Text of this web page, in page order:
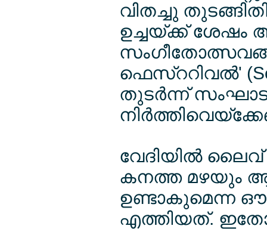
വിതച്ചു
ഉച്ചയ്ക്ക് ശേഷം
ഫെസ്ററിവല്‍'
തുടര്‍ന്ന്
വേദിയില്‍ ലൈവ്
കനത്ത മഴയും
ഉണ്ടാകുമെന്ന
എത്തിയത്.